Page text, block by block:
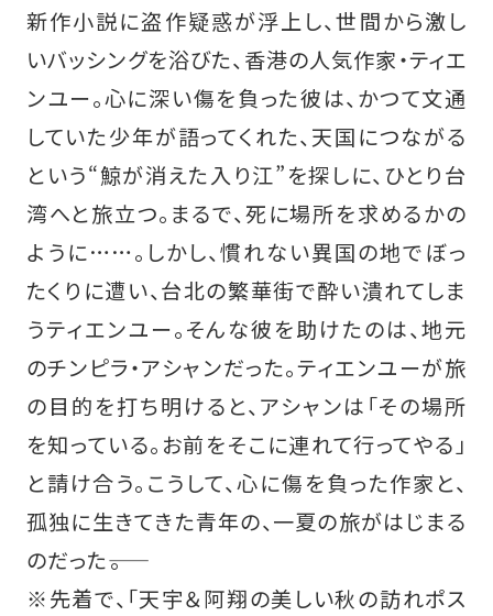
新作小説に盗作疑惑が浮上し、世間から激し
いバッシングを浴びた、香港の人気作家・ティエ
ンユー。心に深い傷を負った彼は、かつて文通
していた少年が語ってくれた、天国につながる
という“鯨が消えた入り江”を探しに、ひとり台
湾へと旅立つ。まるで、死に場所を求めるかの
ように……。しかし、慣れない異国の地でぼっ
たくりに遭い、台北の繁華街で酔い潰れてしま
うティエンユー。そんな彼を助けたのは、地元
のチンピラ・アシャンだった。ティエンユーが旅
の目的を打ち明けると、アシャンは「その場所
を知っている。お前をそこに連れて行ってやる」
と請け合う。こうして、心に傷を負った作家と、
孤独に生きてきた青年の、一夏の旅がはじまる
のだった――。
※先着で、「天宇＆阿翔の美しい秋の訪れポス